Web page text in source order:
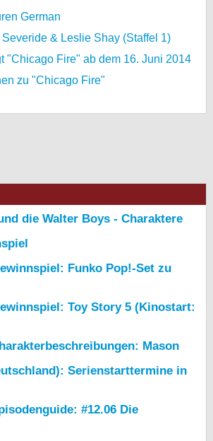
German
& Leslie Shay (Staffel 1)
"Chicago Fire" ab dem 16. Juni 2014
zu "Chicago Fire"
die Walter Boys - Charaktere
Funko Pop!-Set zu
Toy Story 5 (Kinostart:
Mason
Serienstarttermine in
#12.06 Die